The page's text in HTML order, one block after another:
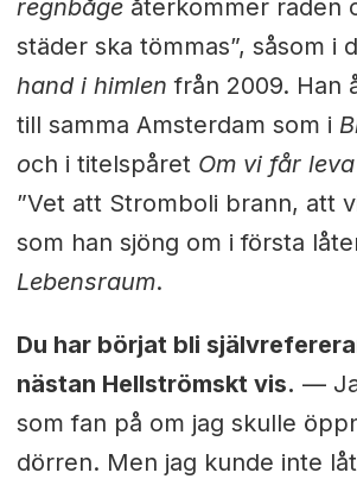
regnbågeåterkommer raden
städer ska tömmas”, såsom i
hand i himlen från 2009. Han
till samma Amsterdam som i
och i titelspåret Om vi får leva
”Vet att Stromboli brann, att
som han sjöng om i första
Lebensraum.
Du har börjat bli
nästan Hellströmskt vis. —
som fan på om jag skulle
dörren. Men jag kunde inte